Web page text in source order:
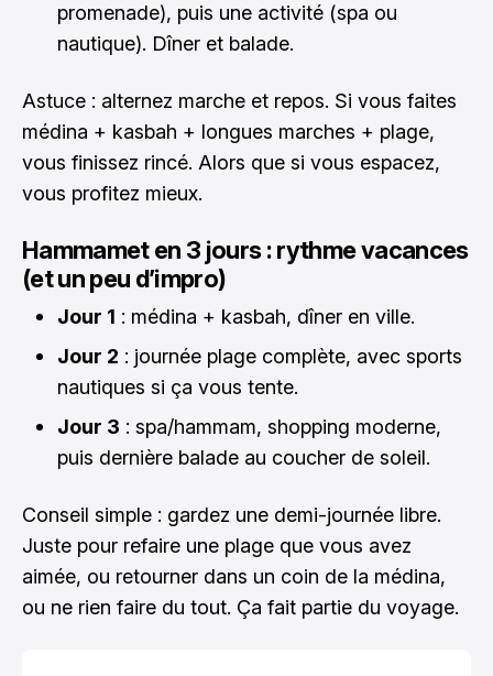
promenade), puis une activité (spa ou
nautique). Dîner et balade.
Astuce : alternez marche et repos. Si vous faites
médina + kasbah + longues marches + plage,
vous finissez rincé. Alors que si vous espacez,
vous profitez mieux.
Hammamet en 3 jours : rythme vacances
(et un peu d’impro)
Jour 1 : médina + kasbah, dîner en ville.
Jour 2 : journée plage complète, avec sports
nautiques si ça vous tente.
Jour 3 : spa/hammam, shopping moderne,
puis dernière balade au coucher de soleil.
Conseil simple : gardez une demi-journée libre.
Juste pour refaire une plage que vous avez
aimée, ou retourner dans un coin de la médina,
ou ne rien faire du tout. Ça fait partie du voyage.